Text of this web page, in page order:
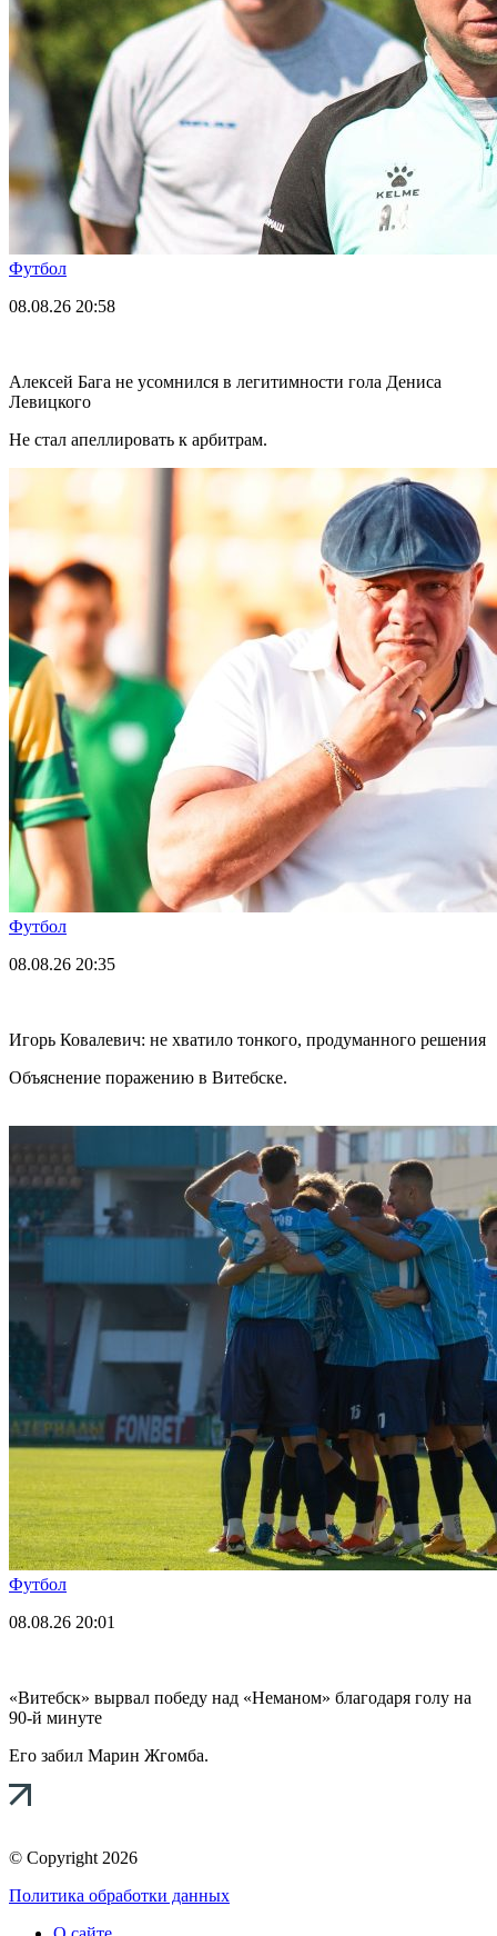
Футбол
08.08.26 20:58
Алексей Бага не усомнился в легитимности гола Дениса
Левицкого
Не стал апеллировать к арбитрам.
Футбол
08.08.26 20:35
Игорь Ковалевич: не хватило тонкого, продуманного решения
Объяснение поражению в Витебске.
Футбол
08.08.26 20:01
«Витебск» вырвал победу над «Неманом» благодаря голу на
90-й минуте
Его забил Марин Жгомба.
© Copyright 2026
Политика обработки данных